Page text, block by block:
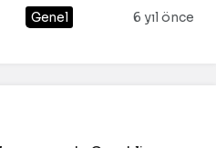
yenemez!”
Genel 6 yıl önce